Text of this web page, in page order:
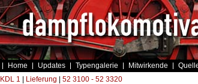
Home Updates Typengalerie Mitwirkende
KDL 1 Lieferung 52 3100 - 52 3320